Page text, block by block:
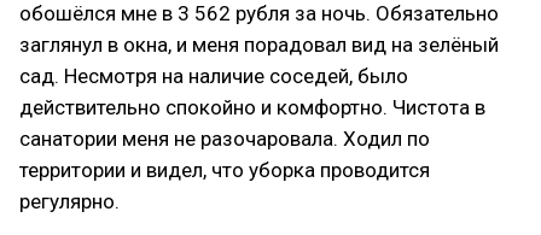
обошёлся мне в 3 562 рубля за ночь. Обязательно
заглянул в окна, и меня порадовал вид на зелёный
сад. Несмотря на наличие соседей, было
действительно спокойно и комфортно. Чистота в
санатории меня не разочаровала. Ходил по
территории и видел, что уборка проводится
регулярно.